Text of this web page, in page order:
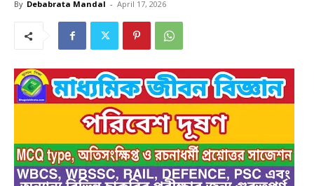
By Debabrata Mandal - April 17, 2026